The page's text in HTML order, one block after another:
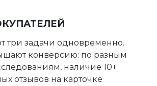
три задачи одновременно.
конверсию: по разным
наличие 10+
отзывов на карточке